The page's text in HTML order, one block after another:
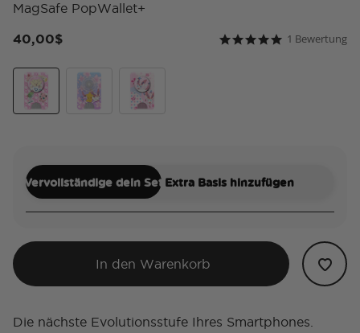
MagSafe PopWallet+
5 von 5
5.0 star rating1 Bewertung
40,00$
Vervollständige dein Set Extra Basis hinzufügen
In den Warenkorb
Die nächste Evolutionsstufe Ihres Smartphones.